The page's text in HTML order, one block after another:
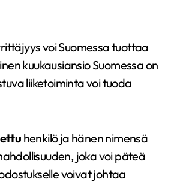
voi Suomessa tuottaa
kuukausiansio Suomessa on
liiketoiminta voi tuoda
henkilö ja hänen nimensä
joka voi päteä
voivat johtaa